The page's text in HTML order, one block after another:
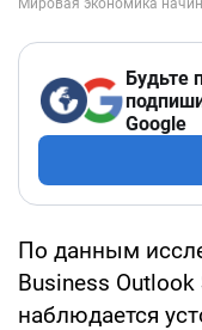
Будьте
Google
По данным
Business
наблюдается